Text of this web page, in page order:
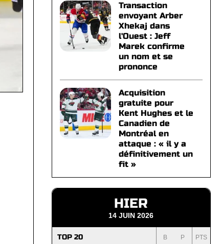
Transaction
envoyant Arber
Xhekaj dans
l'Ouest : Jeff
Marek confirme
un nom et se
prononce
Acquisition
gratuite pour
Kent Hughes et le
Canadien de
Montréal en
attaque : « il y a
définitivement un
fit »
HIER
14 JUIN 2026
TOP 20 B P PTS